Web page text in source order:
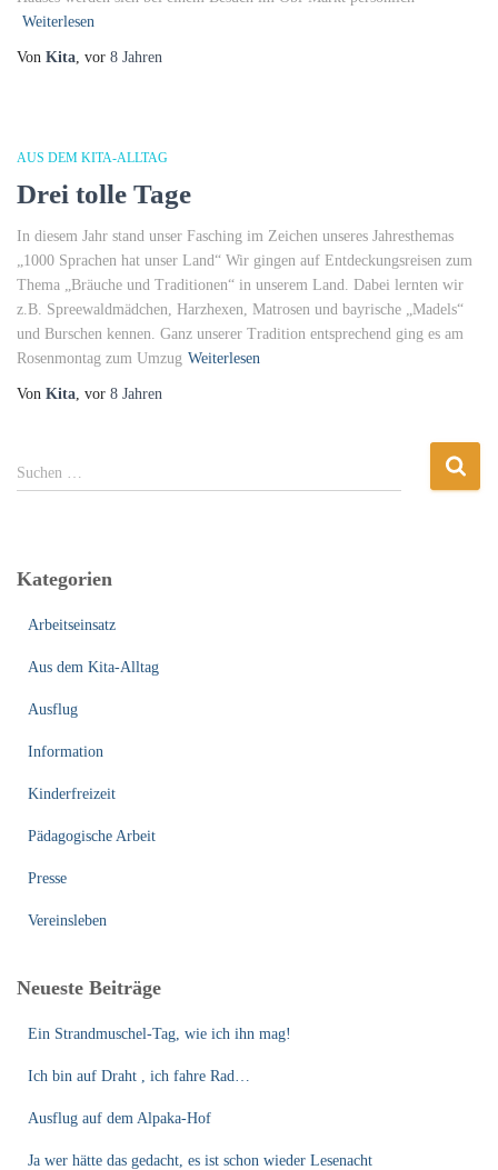
Weiterlesen
Von Kita, vor 8 Jahren
AUS DEM KITA-ALLTAG
Drei tolle Tage
In diesem Jahr stand unser Fasching im Zeichen unseres Jahresthemas
„1000 Sprachen hat unser Land“ Wir gingen auf Entdeckungsreisen zum
Thema „Bräuche und Traditionen“ in unserem Land. Dabei lernten wir
z.B. Spreewaldmädchen, Harzhexen, Matrosen und bayrische „Madels“
und Burschen kennen. Ganz unserer Tradition entsprechend ging es am
Rosenmontag zum Umzug Weiterlesen
Von Kita, vor 8 Jahren
S
u
n
Suchen …
Kategorien
Arbeitseinsatz
Aus dem Kita-Alltag
Ausflug
Information
Kinderfreizeit
Pädagogische Arbeit
Presse
Vereinsleben
Neueste Beiträge
Ein Strandmuschel-Tag, wie ich ihn mag!
Ich bin auf Draht , ich fahre Rad…
Ausflug auf dem Alpaka-Hof
Ja wer hätte das gedacht, es ist schon wieder Lesenacht